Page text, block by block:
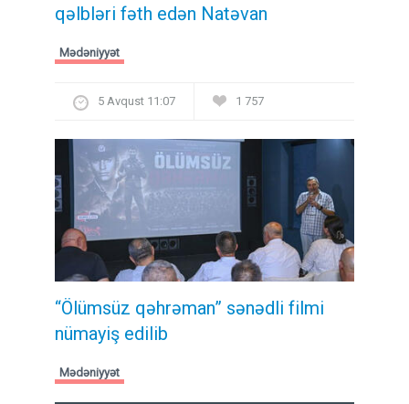
qəlbləri fəth edən Natəvan
Mədəniyyət
5 Avqust 11:07 1 757
“Ölümsüz qəhrəman” sənədli filmi
nümayiş edilib
Mədəniyyət